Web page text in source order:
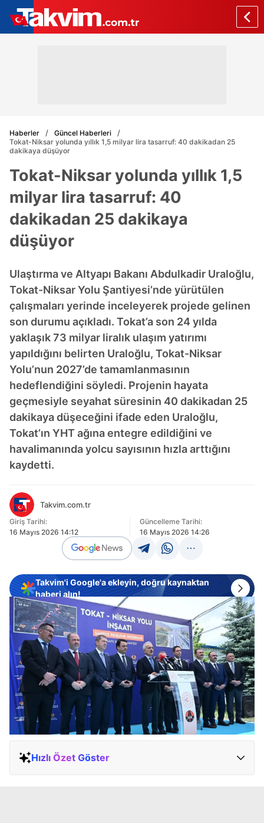
Haberler
Güncel Haberleri
Tokat-Niksar yolunda yıllık 1,5 milyar lira tasarruf: 40 dakikadan 25
dakikaya düşüyor
Tokat-Niksar yolunda yıllık 1,5
milyar lira tasarruf: 40
dakikadan 25 dakikaya
düşüyor
Ulaştırma ve Altyapı Bakanı Abdulkadir Uraloğlu,
Tokat-Niksar Yolu Şantiyesi’nde yürütülen
çalışmaları yerinde inceleyerek projede gelinen
son durumu açıkladı. Tokat’a son 24 yılda
yaklaşık 73 milyar liralık ulaşım yatırımı
yapıldığını belirten Uraloğlu, Tokat-Niksar
Yolu’nun 2027’de tamamlanmasının
hedeflendiğini söyledi. Projenin hayata
geçmesiyle seyahat süresinin 40 dakikadan 25
dakikaya düşeceğini ifade eden Uraloğlu,
Tokat’ın YHT ağına entegre edildiğini ve
havalimanında yolcu sayısının hızla arttığını
kaydetti.
Takvim.com.tr
Giriş Tarihi:
16 Mayıs 2026 14:12
Güncelleme Tarihi:
16 Mayıs 2026 14:26
Takvim'i Google'a ekleyin, doğru kaynaktan
haberi alın!
Hızlı Özet Göster